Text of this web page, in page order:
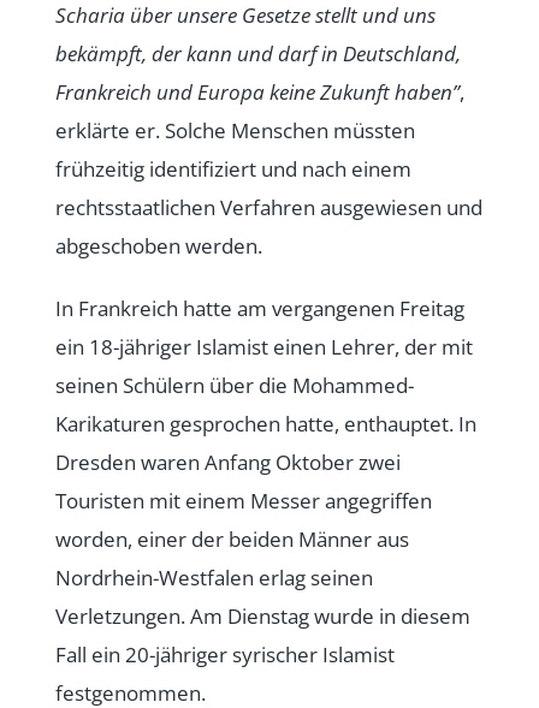
Scharia über unsere Gesetze stellt und uns
bekämpft, der kann und darf in Deutschland,
Frankreich und Europa keine Zukunft haben”,
erklärte er. Solche Menschen müssten
frühzeitig identifiziert und nach einem
rechtsstaatlichen Verfahren ausgewiesen und
abgeschoben werden.
In Frankreich hatte am vergangenen Freitag
ein 18-jähriger Islamist einen Lehrer, der mit
seinen Schülern über die Mohammed-
Karikaturen gesprochen hatte, enthauptet. In
Dresden waren Anfang Oktober zwei
Touristen mit einem Messer angegriffen
worden, einer der beiden Männer aus
Nordrhein-Westfalen erlag seinen
Verletzungen. Am Dienstag wurde in diesem
Fall ein 20-jähriger syrischer Islamist
festgenommen.